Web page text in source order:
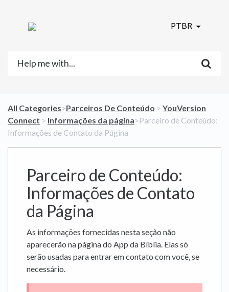
PTBR
All Categories​>​​Parceiros De Conteúdo ​ > ​ ​YouVersion
Connect ​ > ​ ​Informações da página​>​ Parceiro de Conteúdo:
Informações de Contato da Página
Parceiro de Conteúdo:
Informações de Contato
da Página
As informações fornecidas nesta seção não
aparecerão na página do App da Bíblia. Elas só
serão usadas para entrar em contato com você, se
necessário.